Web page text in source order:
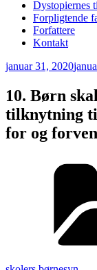
Dystopiernes
Forpligtende
Forfattere
Kontakt
Udgivet
januar 31, 2020
10. Børn
tilknytning
for og